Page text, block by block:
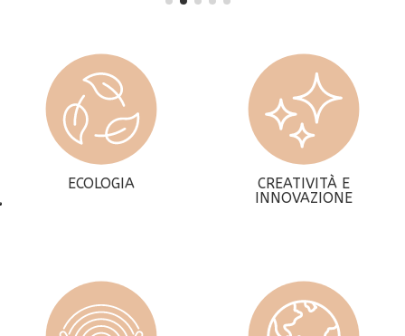
ECOLOGIA
CREATIVITÀ E
INNOVAZIONE